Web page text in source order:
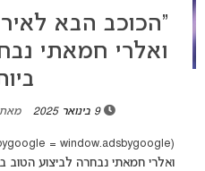
ואלרי חמאתי
9 בינואר 2025